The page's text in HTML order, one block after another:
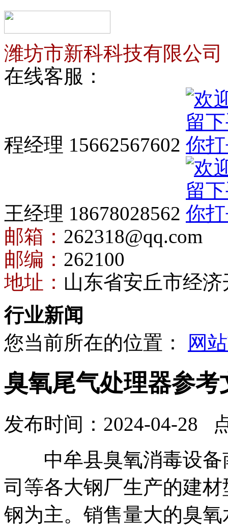
潍坊市新科科技有限公司
在线客服：
程经理 15662567602
王经理 18678028562
邮箱： 262318@qq.com
邮编： 262100
地址： 山东省安丘市经
行业新闻
您当前所在的位置：
网
臭氧尾气处理器参考
发布时间：2024-04-28
中牟县臭氧消毒设备
司等各大钢厂生产的建
钢为主。销售量大的臭